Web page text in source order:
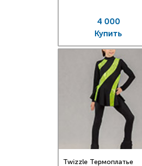
4 000
Купить
Twizzle Термоплатье